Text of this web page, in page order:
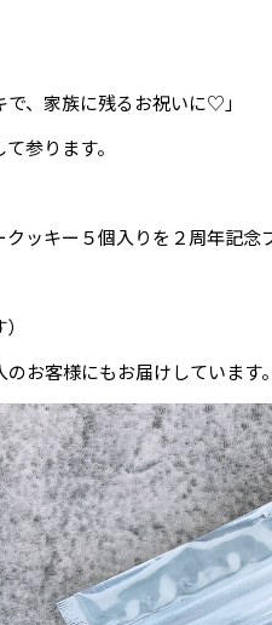
で、家族に残るお祝いに♡」
参ります。
ッキー５個入りを２周年記念
お客様にもお届けしています。